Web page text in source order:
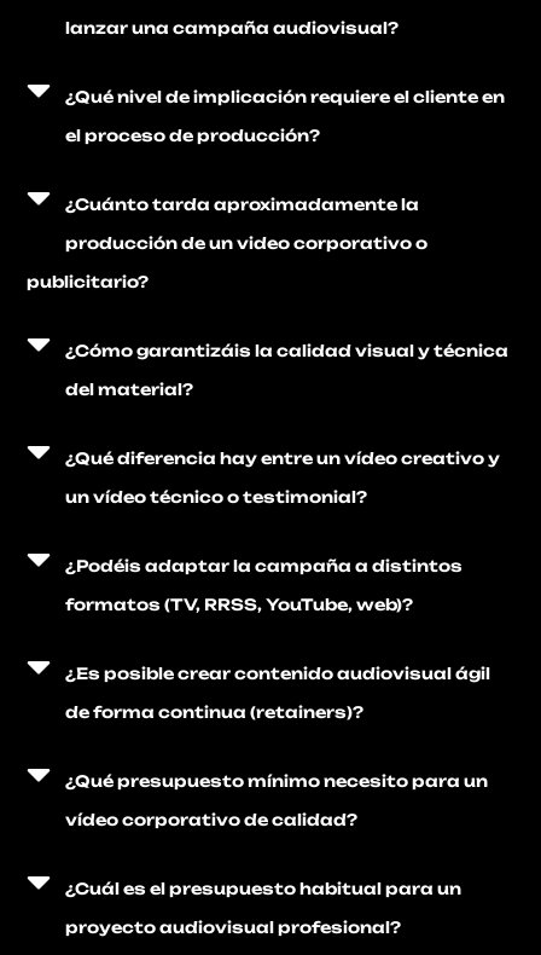
lanzar una campaña audiovisual?
¿Qué nivel de implicación requiere el cliente en
el proceso de producción?
¿Cuánto tarda aproximadamente la
producción de un video corporativo o
publicitario?
¿Cómo garantizáis la calidad visual y técnica
del material?
¿Qué diferencia hay entre un vídeo creativo y
un vídeo técnico o testimonial?
¿Podéis adaptar la campaña a distintos
formatos (TV, RRSS, YouTube, web)?
¿Es posible crear contenido audiovisual ágil
de forma continua (retainers)?
¿Qué presupuesto mínimo necesito para un
vídeo corporativo de calidad?
¿Cuál es el presupuesto habitual para un
proyecto audiovisual profesional?